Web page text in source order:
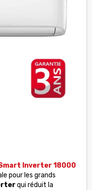
Smart Inverter 18000
pour les grands
qui réduit la